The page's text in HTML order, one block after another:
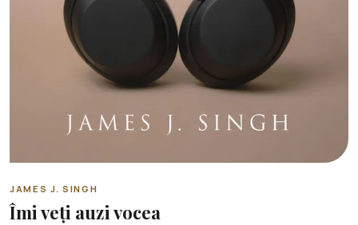
JAMES J. SINGH
Îmi veți auzi vocea